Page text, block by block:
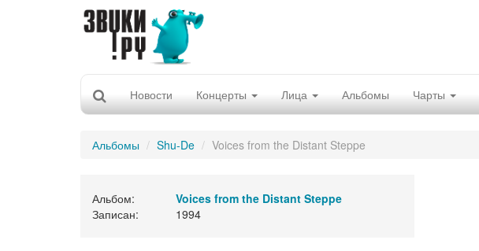
Новости Концерты Лица Альбомы Чарты
Альбомы Shu-De Voices from the Distant Steppe
Альбом:
Voices from the Distant Steppe
Записан:
1994